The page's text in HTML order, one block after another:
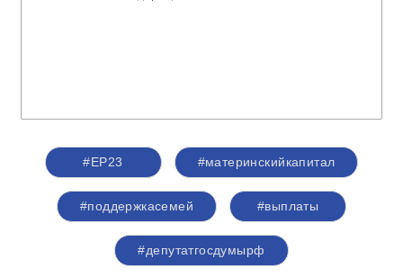
#ЕР23 #материнскийкапитал
#поддержкасемей #выплаты
#депутатгосдумырф